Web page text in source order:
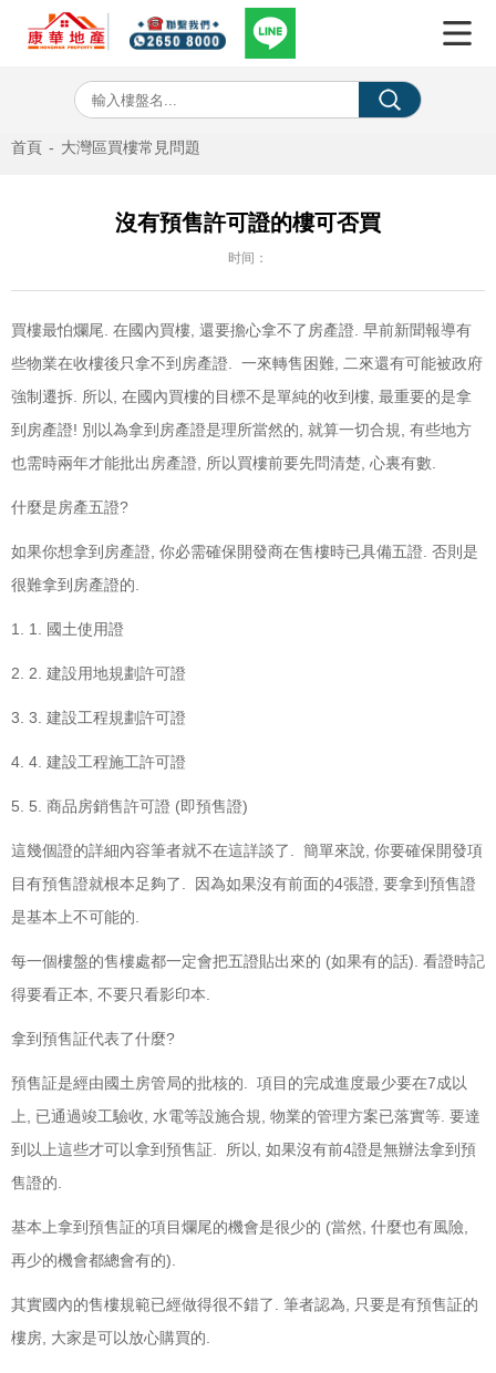
首頁 - 大灣區買樓常見問題
沒有預售許可證的樓可否買
时间：
買樓最怕爛尾. 在國內買樓, 還要擔心拿不了房產證. 早前新聞報導有
些物業在收樓後只拿不到房產證. 一來轉售困難, 二來還有可能被政府
強制遷拆. 所以, 在國內買樓的目標不是單純的收到樓, 最重要的是拿
到房產證! 別以為拿到房產證是理所當然的, 就算一切合規, 有些地方
也需時兩年才能批出房產證, 所以買樓前要先問清楚, 心裏有數.
什麼是房產五證?
如果你想拿到房產證, 你必需確保開發商在售樓時已具備五證. 否則是
很難拿到房產證的.
1. 1. 國土使用證
2. 2. 建設用地規劃許可證
3. 3. 建設工程規劃許可證
4. 4. 建設工程施工許可證
5. 5. 商品房銷售許可證 (即預售證)
這幾個證的詳細內容筆者就不在這詳談了. 簡單來說, 你要確保開發項
目有預售證就根本足夠了. 因為如果沒有前面的4張證, 要拿到預售證
是基本上不可能的.
每一個樓盤的售樓處都一定會把五證貼出來的 (如果有的話). 看證時記
得要看正本, 不要只看影印本.
拿到預售証代表了什麼?
預售証是經由國土房管局的批核的. 項目的完成進度最少要在7成以
上, 已通過竣工驗收, 水電等設施合規, 物業的管理方案已落實等. 要達
到以上這些才可以拿到預售証. 所以, 如果沒有前4證是無辦法拿到預
售證的.
基本上拿到預售証的項目爛尾的機會是很少的 (當然, 什麼也有風險,
再少的機會都總會有的).
其實國內的售樓規範已經做得很不錯了. 筆者認為, 只要是有預售証的
樓房, 大家是可以放心購買的.